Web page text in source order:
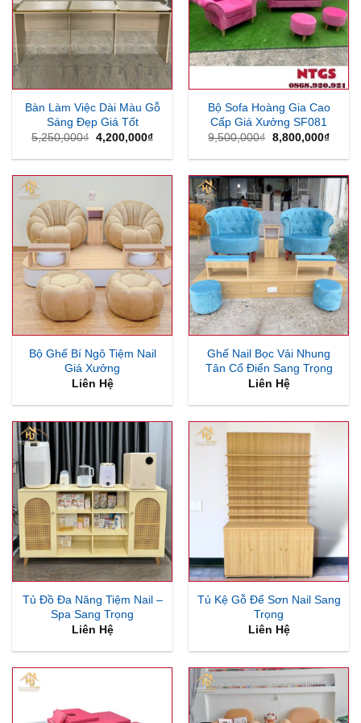
Bàn Làm Việc Dài Màu Gỗ
Sáng Đẹp Giá Tốt
5,250,000₫ Giá
là:
4,200,000₫Giá
tại
4,200,000₫.
Bộ Sofa Hoàng Gia Cao
Cấp Giá Xưởng SF081
9,500,000₫ Giá
là:
8,800,000₫Giá
tại
Bộ Ghế Bí Ngô Tiệm Nail
Giá Xưởng
Liên Hệ
Ghế Nail Bọc Vải Nhung
Tân Cổ Điển Sang Trọng
Liên Hệ
Tủ Đồ Đa Năng Tiệm Nail –
Spa Sang Trọng
Liên Hệ
Tủ Kệ Gỗ Để Sơn Nail Sang
Trọng
Liên Hệ